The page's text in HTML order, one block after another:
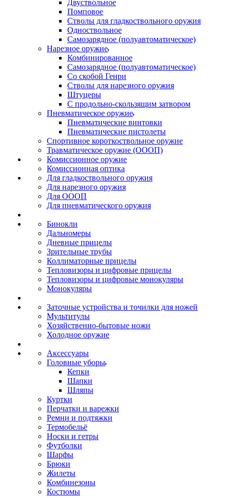
Двуствольное
Помповое
Стволы для гладкоствольного оружия
Одноствольное
Самозарядное (полуавтоматическое)
Нарезное оружие
Комбинированное
Самозарядное (полуавтоматическое)
Со скобой Генри
Стволы для нарезного оружия
Штуцеры
С продольно-скользящим затвором
Пневматическое оружие
Пневматические винтовки
Пневматические пистолеты
Спортивное короткоствольное оружие
Травматическое оружие (ОООП)
Комиссионное оружие
Комиссионная оптика
Для гладкоствольного оружия
Для нарезного оружия
Для ОООП
Для пневматического оружия
Бинокли
Дальномеры
Дневные прицелы
Зрительные трубы
Коллиматорные прицелы
Тепловизоры и цифровые прицелы
Тепловизоры и цифровые монокуляры
Монокуляры
Заточные устройства и точилки для ножей
Мультитулы
Хозяйственно-бытовые ножи
Холодное оружие
Аксессуары
Головные уборы
Кепки
Шапки
Шляпы
Куртки
Перчатки и варежки
Ремни и подтяжки
Термобельё
Носки и гетры
Футболки
Шарфы
Брюки
Жилеты
Комбинезоны
Костюмы